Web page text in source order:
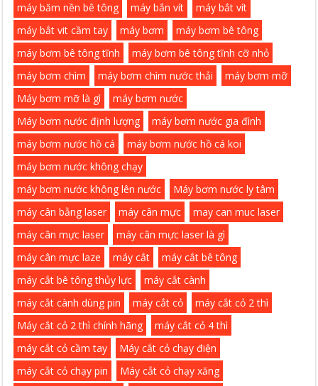
máy băm nền bê tông
máy bắn vít
máy bắt vít
máy bắt vit cầm tay
máy bơm
máy bơm bê tông
máy bơm bê tông tĩnh
máy bơm bê tông tĩnh cỡ nhỏ
máy bơm chìm
máy bơm chìm nước thải
máy bơm mỡ
Máy bơm mỡ là gì
máy bơm nước
Máy bơm nước định lượng
máy bơm nước gia đình
máy bơm nước hồ cá
máy bơm nước hồ cá koi
máy bơm nước không chạy
máy bơm nước không lên nước
Máy bơm nước ly tâm
máy cân bằng laser
máy cân mực
may can muc laser
máy cân mực laser
máy cân mực laser là gì
máy cân mực laze
máy cắt
máy cắt bê tông
máy cắt bê tông thủy lực
máy cắt cành
máy cắt cành dùng pin
máy cắt cỏ
máy cắt cỏ 2 thì
Máy cắt cỏ 2 thì chính hãng
máy cắt cỏ 4 thì
máy cắt cỏ cầm tay
Máy cắt cỏ chạy điện
máy cắt cỏ chạy pin
Máy cắt cỏ chạy xăng